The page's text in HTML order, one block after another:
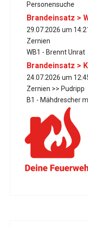
Personensuche
Brandeinsatz >
29.07.2026 um
Zernien
WB1 - Brennt Unrat
Brandeinsatz >
24.07.2026 um
Zernien >> Pudripp
B1 - Mähdrescher